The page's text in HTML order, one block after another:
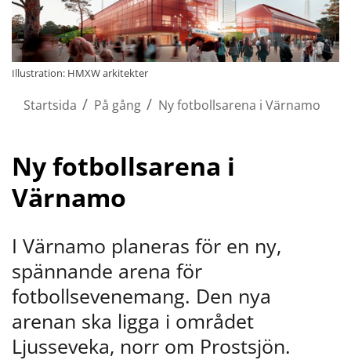
Illustration: HMXW arkitekter
Startsida / På gång / Ny fotbollsarena i Värnamo
Ny fotbollsarena i
Värnamo
I Värnamo planeras för en ny,
spännande arena för
fotbollsevenemang. Den nya
arenan ska ligga i området
Ljusseveka, norr om Prostsjön.